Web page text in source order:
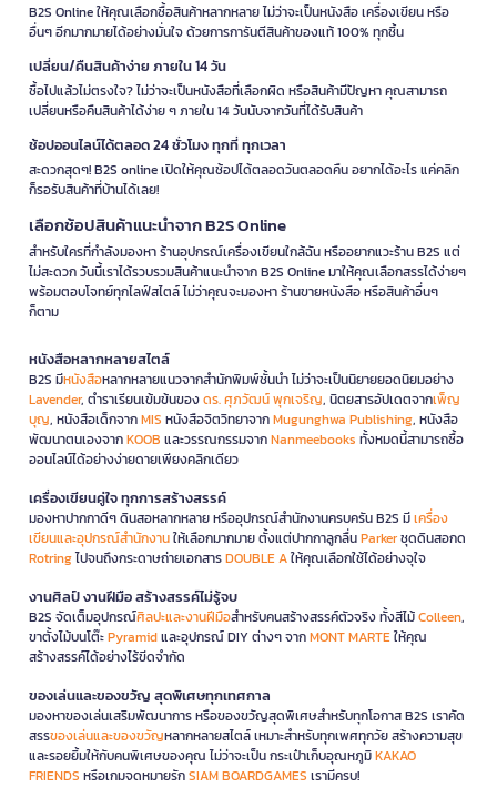
B2S Online ให้คุณเลือกซื้อสินค้าหลากหลาย ไม่ว่าจะเป็นหนังสือ เครื่องเขียน หรือ
อื่นๆ อีกมากมายได้อย่างมั่นใจ ด้วยการการันตีสินค้าของแท้ 100% ทุกชิ้น
เปลี่ยน/คืนสินค้าง่าย ภายใน 14 วัน
ซื้อไปแล้วไม่ตรงใจ? ไม่ว่าจะเป็นหนังสือที่เลือกผิด หรือสินค้ามีปัญหา คุณสามารถ
เปลี่ยนหรือคืนสินค้าได้ง่าย ๆ ภายใน 14 วันนับจากวันที่ได้รับสินค้า
ช้อปออนไลน์ได้ตลอด 24 ชั่วโมง ทุกที่ ทุกเวลา
สะดวกสุดๆ! B2S online เปิดให้คุณช้อปได้ตลอดวันตลอดคืน อยากได้อะไร แค่คลิก
ก็รอรับสินค้าที่บ้านได้เลย!
เลือกช้อปสินค้าแนะนำจาก B2S Online
สำหรับใครที่กำลังมองหา ร้านอุปกรณ์เครื่องเขียนใกล้ฉัน หรืออยากแวะร้าน B2S แต่
ไม่สะดวก วันนี้เราได้รวบรวมสินค้าแนะนำจาก B2S Online มาให้คุณเลือกสรรได้ง่ายๆ
พร้อมตอบโจทย์ทุกไลฟ์สไตล์ ไม่ว่าคุณจะมองหา ร้านขายหนังสือ หรือสินค้าอื่นๆ
ก็ตาม
หนังสือหลากหลายสไตล์
B2S มีหนังสือหลากหลายแนวจากสำนักพิมพ์ชั้นนำ ไม่ว่าจะเป็นนิยายยอดนิยมอย่าง
Lavender, ตำราเรียนเข้มข้นของดร. ศุภวัฒน์ พุกเจริญ, นิตยสารอัปเดตจากเพ็ญ
บุญ, หนังสือเด็กจากMIS หนังสือจิตวิทยาจากMugunghwa Publishing, หนังสือ
พัฒนาตนเองจากKOOB และวรรณกรรมจากNanmeebooks ทั้งหมดนี้สามารถซื้อ
ออนไลน์ได้อย่างง่ายดายเพียงคลิกเดียว
เครื่องเขียนคู่ใจ ทุกการสร้างสรรค์
มองหาปากกาดีๆ ดินสอหลากหลาย หรืออุปกรณ์สำนักงานครบครัน B2S มีเครื่อง
เขียนและอุปกรณ์สำนักงานให้เลือกมากมาย ตั้งแต่ปากกาลูกลื่นParkerชุดดินสอกด
Rotringไปจนถึงกระดาษถ่ายเอกสารDOUBLE Aให้คุณเลือกใช้ได้อย่างจุใจ
งานศิลป์ งานฝีมือ สร้างสรรค์ไม่รู้จบ
B2S จัดเต็มอุปกรณ์ศิลปะและงานฝีมือสำหรับคนสร้างสรรค์ตัวจริง ทั้งสีไม้Colleen,
ขาตั้งไม้บนโต๊ะPyramidและอุปกรณ์ DIY ต่างๆ จากMONT MARTEให้คุณ
สร้างสรรค์ได้อย่างไร้ขีดจำกัด
ของเล่นและของขวัญ สุดพิเศษทุกเทศกาล
มองหาของเล่นเสริมพัฒนาการ หรือของขวัญสุดพิเศษสำหรับทุกโอกาส B2S เราคัด
สรรของเล่นและของขวัญหลากหลายสไตล์ เหมาะสำหรับทุกเพศทุกวัย สร้างความสุข
และรอยยิ้มให้กับคนพิเศษของคุณ ไม่ว่าจะเป็น กระเป๋าเก็บอุณหภูมิKAKAO
FRIENDS หรือเกมจดหมายรักSIAM BOARDGAMES เรามีครบ!